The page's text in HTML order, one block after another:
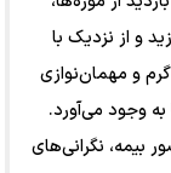
و از نزدیک با
و مهمان‌نوازی
وجود می‌آورد.
بیمه، نگرانی‌های